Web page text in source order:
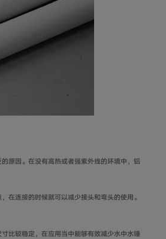
原因。在没有高热或者强紫外线的环境中，铝
在连接的时候就可以减少接头和弯头的使用。
比较稳定，在应用当中能够有效减少水中水锤